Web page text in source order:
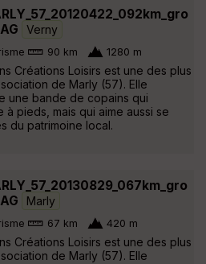
Verny
90 km 1280 m
Créations Loisirs est une des plus
de Marly (57). Elle
une bande de copains qui
pieds, mais qui aime aussi se
du patrimoine local.
Marly
67 km 420 m
Créations Loisirs est une des plus
de Marly (57). Elle